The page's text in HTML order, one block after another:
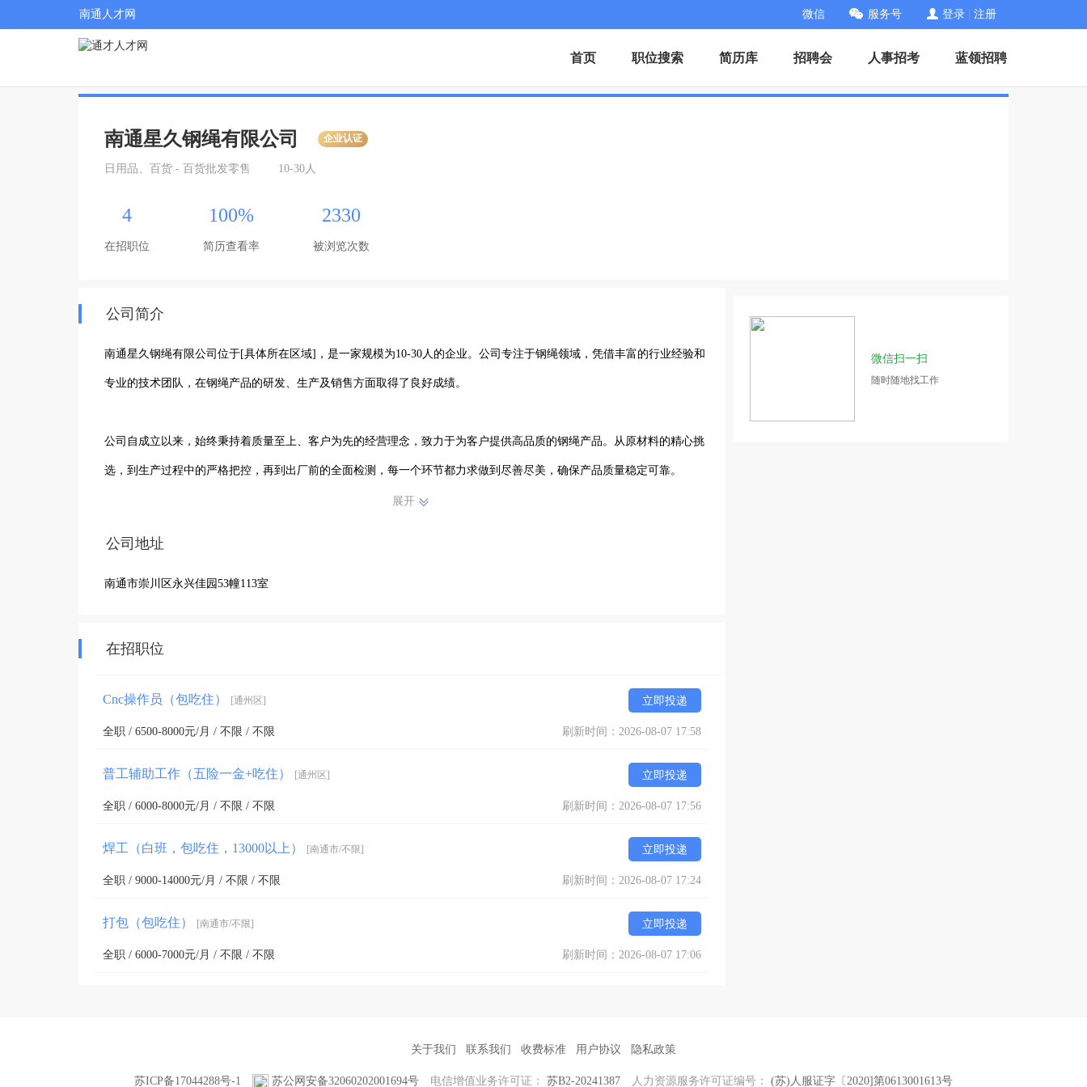
南通人才网 微信 服务号 登录 注册
首页 职位搜索 简历库 招聘会 人事招考 蓝领招聘
南通星久钢绳有限公司 企业认证
日用品、百货 - 百货批发零售 10-30人
4
在招职位
100%
简历查看率
2330
被浏览次数
公司简介
南通星久钢绳有限公司位于[具体所在区域]，是一家规模为10-30人的企业。公司专注于钢绳领域，凭借丰富的行业经验和
专业的技术团队，在钢绳产品的研发、生产及销售方面取得了良好成绩。
公司自成立以来，始终秉持着质量至上、客户为先的经营理念，致力于为客户提供高品质的钢绳产品。从原材料的精心挑
选，到生产过程中的严格把控，再到出厂前的全面检测，每一个环节都力求做到尽善尽美，确保产品质量稳定可靠。
作、积极进取的高效团队。
在激烈的市场竞争中，南通星久钢绳有限公司凭借优质的产品、合理的价格以及周到的服务，赢得了广大客户的信赖与好
展开
公司地址
南通市崇川区永兴佳园53幢113室
在招职位
Cnc操作员（包吃住） [通州区] 立即投递
全职 / 6500-8000元/月 / 不限 / 不限 刷新时间：2026-08-07 17:58
普工辅助工作（五险一金+吃住） [通州区] 立即投递
全职 / 6000-8000元/月 / 不限 / 不限 刷新时间：2026-08-07 17:56
焊工（白班，包吃住，13000以上） [南通市/不限] 立即投递
全职 / 9000-14000元/月 / 不限 / 不限 刷新时间：2026-08-07 17:24
打包（包吃住） [南通市/不限] 立即投递
全职 / 6000-7000元/月 / 不限 / 不限 刷新时间：2026-08-07 17:06
微信扫一扫
随时随地找工作
关于我们 联系我们 收费标准 用户协议 隐私政策
苏ICP备17044288号-1 苏公网安备32060202001694号 电信增值业务许可证： 苏B2-20241387 人力资源服务许可证编号： (苏)人服证字〔2020]第0613001613号